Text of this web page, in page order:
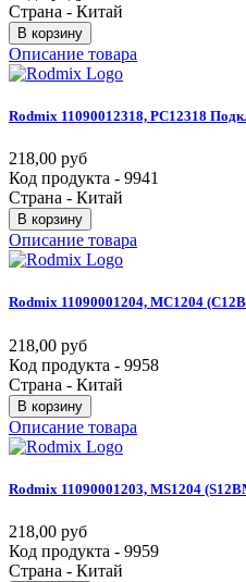
Страна - Китай
В корзину
Описание товара
Rodmix 11090012318, PC12318
218,00 руб
Код продукта - 9941
Страна - Китай
В корзину
Описание товара
Rodmix 11090001204, MC1204
218,00 руб
Код продукта - 9958
Страна - Китай
В корзину
Описание товара
Rodmix 11090001203, MS1204
218,00 руб
Код продукта - 9959
Страна - Китай